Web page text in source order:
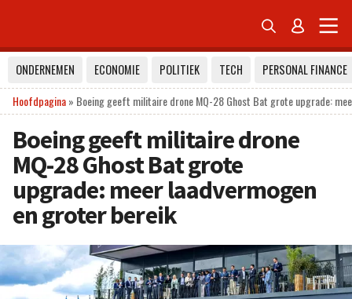
 
ONDERNEMEN ECONOMIE POLITIEK TECH
PERSONAL FINANCE
Hoofdpagina» Boeing geeft militaire drone MQ-28 Ghost Bat grote upgrade:
Boeing geeft militaire drone
MQ-28 Ghost Bat grote
upgrade: meer laadvermogen
en groter bereik